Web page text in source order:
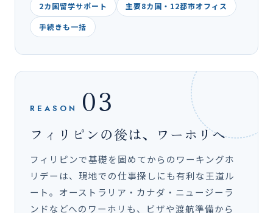
2カ国留学サポート
主要8カ国・12都市オフィス
手続きも一括
REASON 03
フィリピンの後は、ワーホリへ
フィリピンで基礎を固めてからのワーキングホ
リデーは、現地での仕事探しにも有利な王道ル
ート。オーストラリア・カナダ・ニュージーラ
ンドなどへのワーホリも、ビザや渡航準備から